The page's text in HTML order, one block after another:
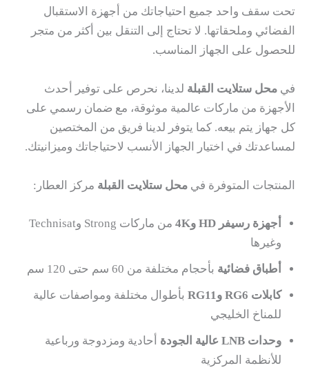
تحت سقف واحد جميع احتياجاتك من أجهزة الاستقبال
الفضائي وملحقاتها. لا تحتاج إلى التنقل بين أكثر من متجر
للحصول على الجهاز المناسب.
في محل ستلايت القبلة لدينا، نحرص على توفير أحدث
الأجهزة من ماركات عالمية موثوقة، مع ضمان رسمي على
كل جهاز يتم بيعه. كما يتوفر لدينا فريق من المختصين
لمساعدتك في اختيار الجهاز الأنسب لاحتياجاتك وميزانيتك.
المنتجات المتوفرة في محل ستلايت القبلة مركز العطار:
أجهزة رسيفر HD و4K
من ماركات Strong وTechnisat
وغيرها
أطباق فضائية بأحجام مختلفة من 60 سم حتى 120 سم
كابلات RG6 وRG11
بأطوال مختلفة ومواصفات عالية
للمناخ الخليجي
وحدات LNB عالية الجودة
أحادية ومزدوجة ورباعية
للأنظمة المركزية